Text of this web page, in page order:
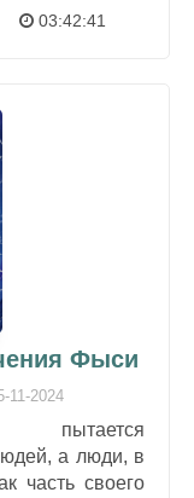
03:42:41
Фыси
11-2024
пытается
а люди, в
часть своего